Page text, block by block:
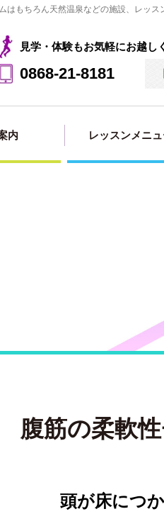
もちろん天然温泉などの施設、レッス
見学・体験もお気軽にお越し
0868-21-8181
内 レッスンメニ
腹筋の柔軟
頭が床につ